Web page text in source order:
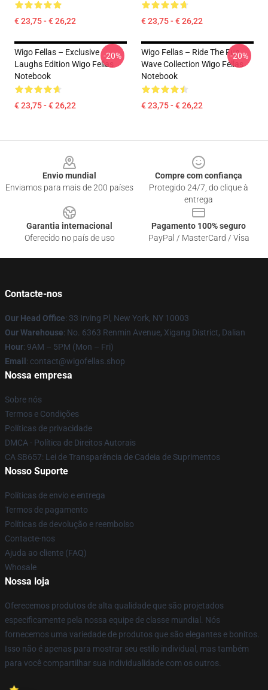
€ 23,75 - € 26,22 € 23,75 - € 26,22
Wigo Fellas – Exclusive
Laughs Edition Wigo Fellas
Notebook
€ 23,75 - € 26,22
-20%
Wigo Fellas – Ride The Fun
Wave Collection Wigo Fellas
Notebook
€ 23,75 - € 26,22
-20%
Envio mundial
Enviamos para mais de 200 países
Compre com confiança
Protegido 24/7, do clique à
entrega
Garantia internacional
Oferecido no país de uso
Pagamento 100% seguro
PayPal / MasterCard / Visa
Contacte-nos
Our Head Office: 33 Irving Pl, New York, NY 10003
Our Warehouse: No. 6363 Renmin Avenue, Xigang District, Dalian
Hour: 9AM – 5PM (Mon – Fri)
Email : contact@wigofellas.shop
Nossa empresa
Sobre nós
Termos e Condições
Políticas de privacidade
DMCA - Política de Direitos Autorais
CA SB657: Lei de Transparência de Cadeia de Suprimentos
Nosso Suporte
Políticas de envio e entrega
Termos de pagamento
Políticas de devolução e reembolso
Contacte-nos
Ajuda ao cliente (FAQ)
Whosale
Nossa loja
Oferecemos produtos de alta qualidade que são projetados
especificamente pela nossa equipe de classe mundial. Nós
fornecemos uma variedade de produtos que são elegantes e bonitos.
Isso não é apenas para mostrar seu estilo individual, mas também
para você compartilhar sua individualidade com os outros.